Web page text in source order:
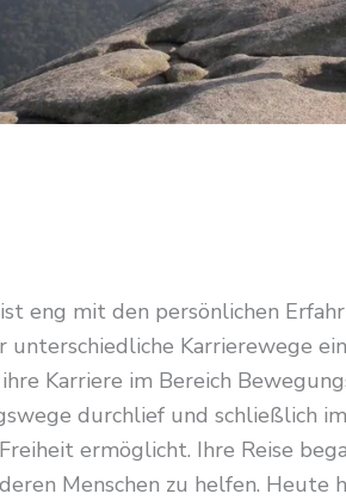
eng mit den persönlichen
unterschiedliche Karrierewege
Karriere im Bereich
durchlief und schließlich
ermöglicht. Ihre Reise
Menschen zu helfen.